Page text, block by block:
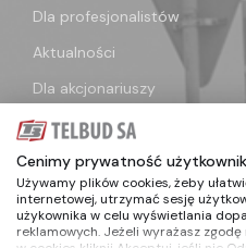
Dla profesjonalistów
Aktualności
Dla akcjonariuszy
Do pobrania
Sygnaliści
Cenimy prywatność
Używamy plików cookies, żeby
internetowej, utrzymać sesję
użykownika w celu wyświetlania
reklamowych. Jeżeli wyrażasz